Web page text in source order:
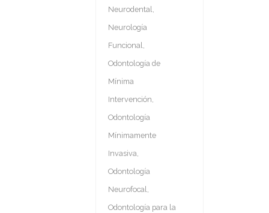
Neurodental,
Neurología
Funcional,
Odontología de
Mínima
Intervención,
Odontología
Mínimamente
Invasiva,
Odontología
Neurofocal,
Odontología para la